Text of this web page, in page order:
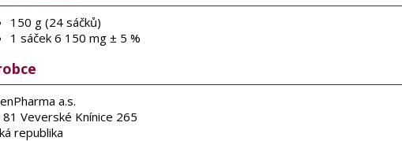
150 g (24 sáčků)
1 sáček 6 150 mg ± 5 %
a.s.
Veverské Knínice 265
republika